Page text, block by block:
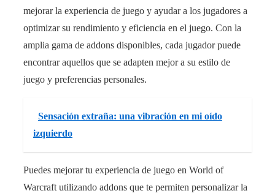
mejorar la experiencia de juego y ayudar a los jugadores a
optimizar su rendimiento y eficiencia en el juego. Con la
amplia gama de addons disponibles, cada jugador puede
encontrar aquellos que se adapten mejor a su estilo de
juego y preferencias personales.
Sensación extraña: una vibración en mi oído
izquierdo
Puedes mejorar tu experiencia de juego en World of
Warcraft utilizando addons que te permiten personalizar la